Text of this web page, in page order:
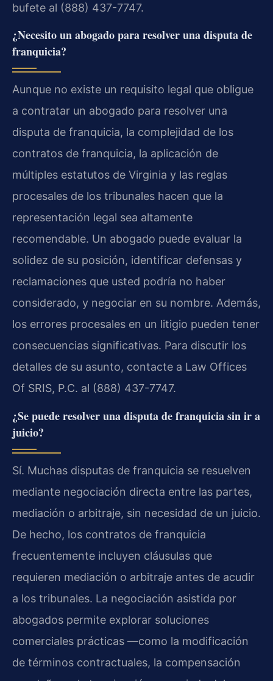
bufete al (888) 437-7747.
¿Necesito un abogado para resolver una disputa de
franquicia?
Aunque no existe un requisito legal que obligue
a contratar un abogado para resolver una
disputa de franquicia, la complejidad de los
contratos de franquicia, la aplicación de
múltiples estatutos de Virginia y las reglas
procesales de los tribunales hacen que la
representación legal sea altamente
recomendable. Un abogado puede evaluar la
solidez de su posición, identificar defensas y
reclamaciones que usted podría no haber
considerado, y negociar en su nombre. Además,
los errores procesales en un litigio pueden tener
consecuencias significativas. Para discutir los
detalles de su asunto, contacte a Law Offices
Of SRIS, P.C. al (888) 437-7747.
¿Se puede resolver una disputa de franquicia sin ir a
juicio?
Sí. Muchas disputas de franquicia se resuelven
mediante negociación directa entre las partes,
mediación o arbitraje, sin necesidad de un juicio.
De hecho, los contratos de franquicia
frecuentemente incluyen cláusulas que
requieren mediación o arbitraje antes de acudir
a los tribunales. La negociación asistida por
abogados permite explorar soluciones
comerciales prácticas —como la modificación
de términos contractuales, la compensación